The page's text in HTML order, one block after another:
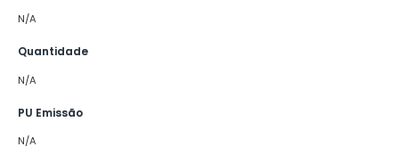
N/A
Quantidade
N/A
PU Emissão
N/A